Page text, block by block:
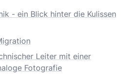
- ein Blick hinter die Kulissen
Leiter mit einer
Fotografie